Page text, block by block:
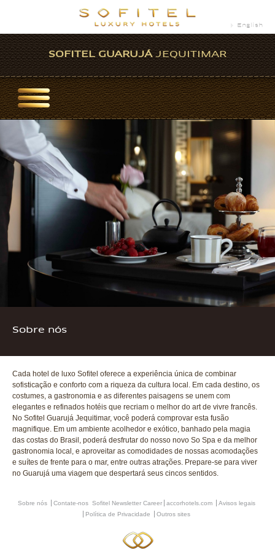
English
SOFITEL GUARUJÁJEQUITIMAR
Sobre nós
Cada hotel de luxo Sofitel oferece a experiência única de combinar
sofisticação e conforto com a riqueza da cultura local. Em cada destino, os
costumes, a gastronomia e as diferentes paisagens se unem com
elegantes e refinados hotéis que recriam o melhor do art de vivre francês.
No Sofitel Guarujá Jequitimar, você poderá comprovar esta fusão
magnifique. Em um ambiente acolhedor e exótico, banhado pela magia
das costas do Brasil, poderá desfrutar do nosso novo So Spa e da melhor
gastronomia local, e aproveitar as comodidades de nossas acomodações
e suítes de frente para o mar, entre outras atrações. Prepare-se para viver
no Guarujá uma viagem que despertará seus cincos sentidos.
Sobre nós Contate-nos Sofitel Newsletter Career accorhotels.com
Avisos legais
Política de Privacidade
Outros sites